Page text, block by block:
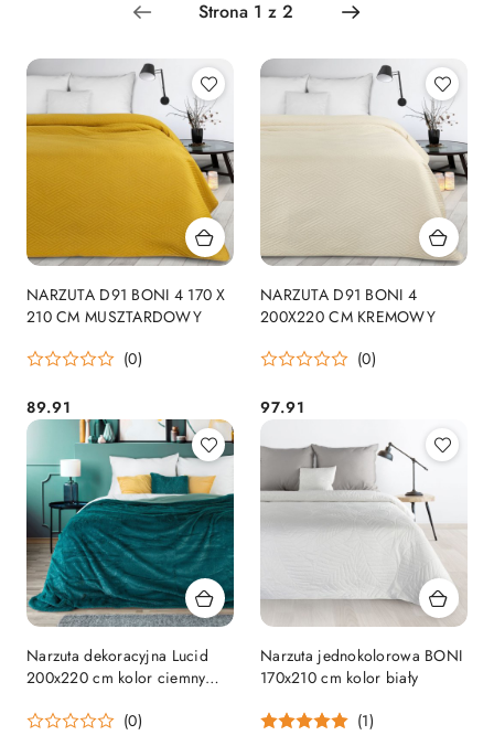
NARZUTA D91 BONI 4 170 X
210 CM MUSZTARDOWY
(0)
Cena:
89.91
NARZUTA D91 BONI 4
200X220 CM KREMOWY
(0)
Cena:
97.91
Narzuta dekoracyjna Lucid
200x220 cm kolor ciemny
(0)
Narzuta jednokolorowa BONI
170x210 cm kolor biały
(1)